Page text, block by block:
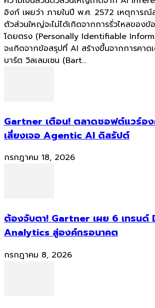
อิงก์ เผยว่า ภายในปี พ.ศ. 2572 เหตุการณ์
ตัวส่วนใหญ่จะไม่ได้เกิดจากการรั่วไหลของ
โดยตรง (Personally Identifiable
จะเกิดจากข้อสรุปที่ AI สร้างขึ้นจากการคา
บาร์ต วิลเลมเซน (Bart...
Gartner เตือน! ตลาดซอฟต์แวร์อ
เสี่ยงเจอ Agentic AI ดิสรัปต์
กรกฎาคม 18, 2026
ต้องจับตา! Gartner เผย 6 เทรนด์
Analytics สู่องค์กรอนาคต
กรกฎาคม 8, 2026